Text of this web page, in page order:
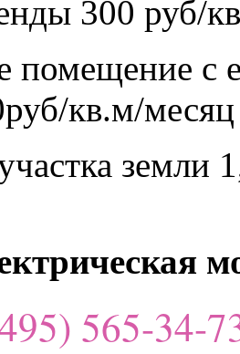
300 руб/
помещение с
кв.м/
земли
565-34-